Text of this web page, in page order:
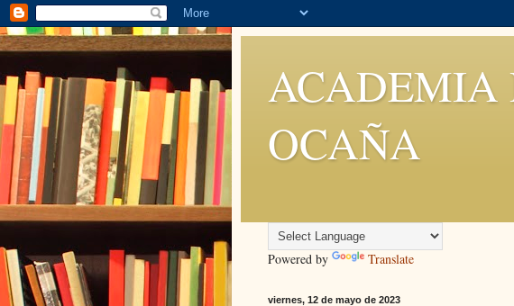
ACADEMIA
OCAÑA
Powered by Translate
viernes, 12 de mayo de 2023